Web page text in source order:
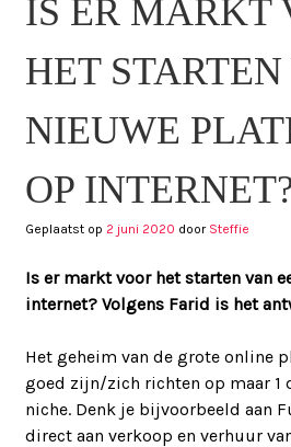
IS ER MARKT
HET
NIEUWE
OP
Geplaatst op 2 juni 2020 door Steffie
Is er markt voor het starten van
internet? Volgens Farid is het
Het geheim van de grote online
goed zijn/zich richten op maar 1
niche. Denk je bijvoorbeeld aan
direct aan verkoop en verhuur